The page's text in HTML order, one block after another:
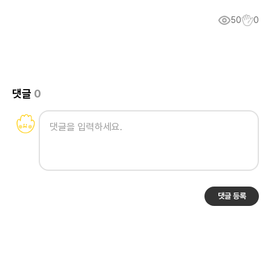
50 0
댓글 0
댓글 등록